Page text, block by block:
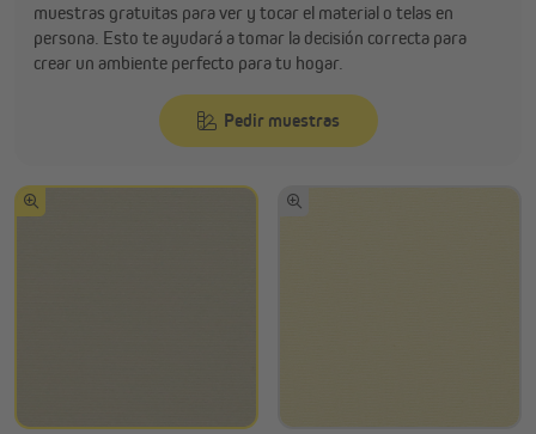
Marca propia (Poliéster)
muestras gratuitas para ver y tocar el material o telas en
persona. Esto te ayudará a tomar la decisión correcta para
crear un ambiente perfecto para tu hogar.
Pedir muestras